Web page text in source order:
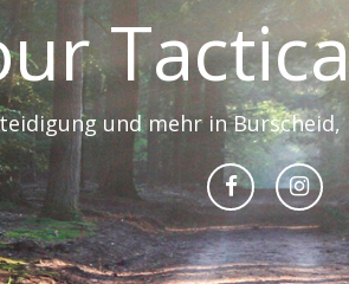
und mehr in